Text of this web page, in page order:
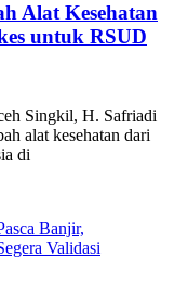
Alat Kesehatan
untuk RSUD
Singkil, H. Safriadi
alat kesehatan dari
di